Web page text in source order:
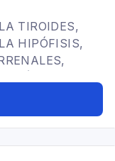
TIROIDES,
HIPÓFISIS,